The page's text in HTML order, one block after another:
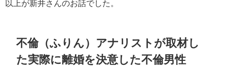
以上が新井さんのお話でした。
不倫（ふりん）アナリストが取材し
た実際に離婚を決意した不倫男性